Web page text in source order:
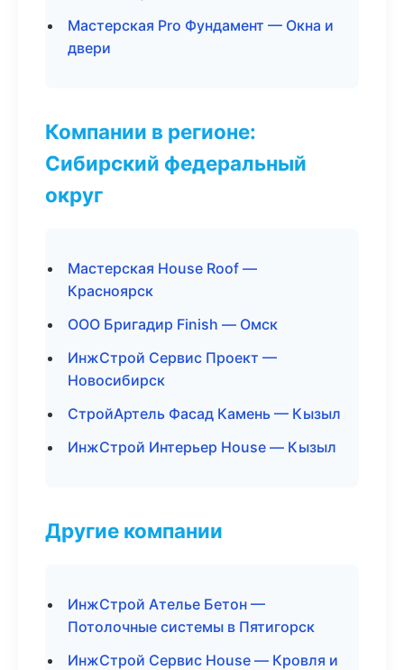
Мастерская Pro Фундамент — Окна и
двери
Компании в регионе:
Сибирский федеральный
округ
Мастерская House Roof —
Красноярск
ООО Бригадир Finish — Омск
ИнжСтрой Сервис Проект —
Новосибирск
СтройАртель Фасад Камень — Кызыл
ИнжСтрой Интерьер House — Кызыл
Другие компании
ИнжСтрой Ателье Бетон —
Потолочные системы в Пятигорск
ИнжСтрой Сервис House — Кровля и